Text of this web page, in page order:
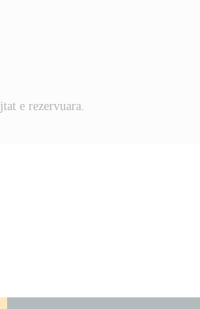
e rezervuara.